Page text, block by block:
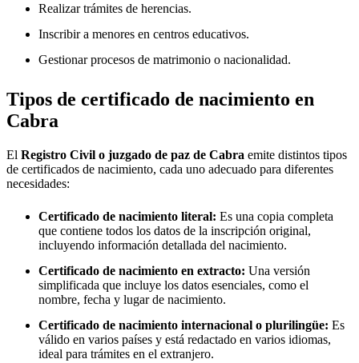
Realizar trámites de herencias.
Inscribir a menores en centros educativos.
Gestionar procesos de matrimonio o nacionalidad.
Tipos de certificado de nacimiento en
Cabra
El Registro Civil o juzgado de paz de Cabra emite distintos tipos
de certificados de nacimiento, cada uno adecuado para diferentes
necesidades:
Certificado de nacimiento literal: Es una copia completa
que contiene todos los datos de la inscripción original,
incluyendo información detallada del nacimiento.
Certificado de nacimiento en extracto: Una versión
simplificada que incluye los datos esenciales, como el
nombre, fecha y lugar de nacimiento.
Certificado de nacimiento internacional o plurilingüe: Es
válido en varios países y está redactado en varios idiomas,
ideal para trámites en el extranjero.